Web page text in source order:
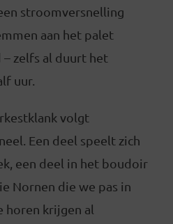
stroomversnelling
aan het palet
zelfs al duurt het
uur.
volgt
Een deel speelt zich
een deel in het boudoir
Nornen die we pas in
horen krijgen al